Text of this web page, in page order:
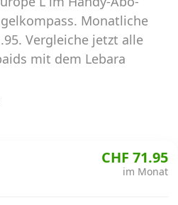
Hotspots und Smart
Abo
im neuen Design
Schweiz
Monatliche
Vergleiche jetzt alle
mit dem Lebara
CHF 71.95
im Monat